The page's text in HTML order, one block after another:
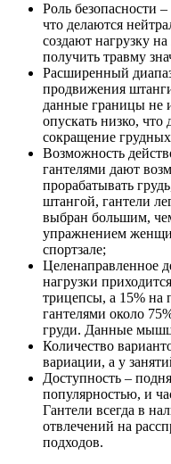
Роль безопасности
что делаются
создают нагрузку
получить травму
Расширенный
продвижения
данные границы не
опускать низко,
сокращение
Возможность
гантелями дают
прорабатывать
штангой, гантели
выбран большим,
упражнением
спортзале;
Целенаправленное
нагрузки
трицепсы, а 15% на
гантелями около
груди. Данные
Количество
вариации, а у
Доступность –
популярностью, и
Гантели всегда в
отвлечений на
подходов.